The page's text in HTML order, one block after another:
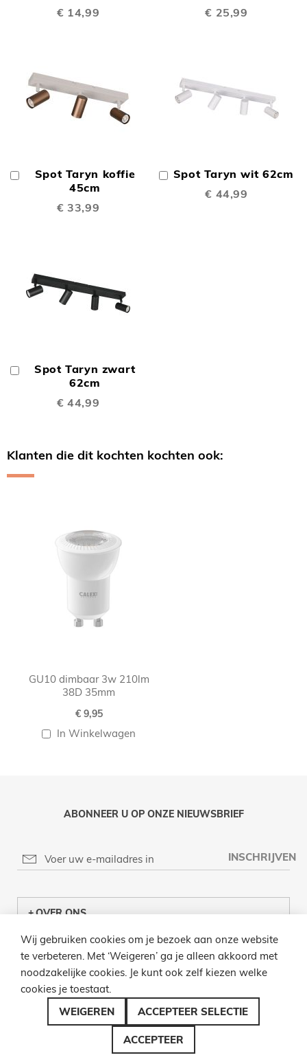
€ 14,99
€ 25,99
Spot Taryn koffie
45cm
€ 33,99
Winkelwagen
Spot Taryn wit 62cm
€ 44,99
In
Winkelwagen
Spot Taryn zwart
62cm
€ 44,99
Winkelwagen
Klanten die dit kochten kochten ook:
GU10 dimbaar 3w 210lm
38D 35mm
€ 9,95
In Winkelwagen
ABONNEER U OP ONZE NIEUWSBRIEF
INSCHRIJVEN
OVER ONS
KLANTENCENTRUM
INFO
BEL ONS
© 2026 LAMPENZO ALLE RECHTEN VOORBEHOUDEN
Wij gebruiken cookies om je bezoek aan onze website
te verbeteren. Met ‘Weigeren’ ga je alleen akkoord met
noodzakelijke cookies. Je kunt ook zelf kiezen welke
cookies je toestaat.
WEIGEREN
ACCEPTEER SELECTIE
ACCEPTEER